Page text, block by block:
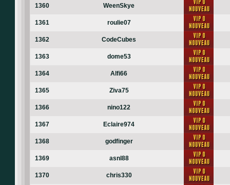
1360 WeenSkye
1361 roulie07
1362 CodeCubes
1363 dome53
1364 Alfi66
1365 Ziva75
1366 nino122
1367 Eclaire974
1368 godfinger
1369 asnl88
1370 chris330